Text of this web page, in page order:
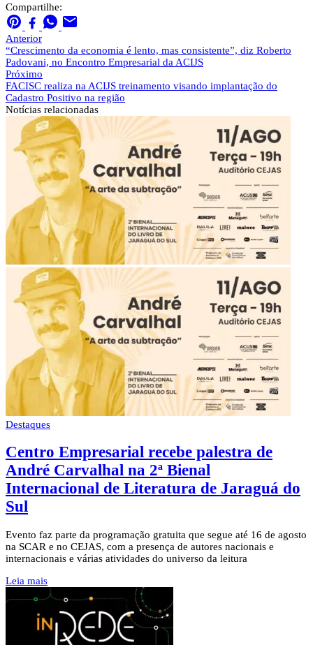
Compartilhe:
Anterior
“Crescimento da economia é lento, mas consistente”, diz Roberto
Padovani, no Encontro Empresarial da ACIJS
Próximo
FACISC realiza na ACIJS treinamento visando implantação do
Cadastro Positivo na região
Notícias relacionadas
Destaques
Centro Empresarial recebe palestra de
André Carvalhal na 2ª Bienal
Internacional de Literatura de Jaraguá do
Sul
Evento faz parte da programação gratuita que segue até 16 de agosto
na SCAR e no CEJAS, com a presença de autores nacionais e
internacionais e várias atividades do universo da leitura
Leia mais